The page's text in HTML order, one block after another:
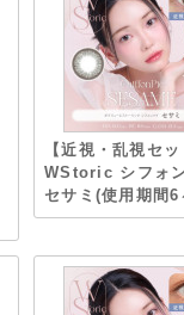
【近視・乱視セッ
WStoric シフォ
セサミ(使用期間6